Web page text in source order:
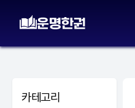
카테고리